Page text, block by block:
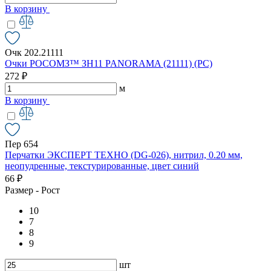
В корзину
Очк 202.21111
Очки РОСОМЗ™ ЗН11 PANORAMA (21111) (РС)
272 ₽
м
В корзину
Пер 654
Перчатки ЭКСПЕРТ ТЕХНО (DG-026), нитрил, 0.20 мм,
неопудренные, текстурированные, цвет синий
66 ₽
Размер - Рост
10
7
8
9
шт